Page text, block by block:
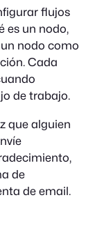
flujos
es un nodo,
nodo como
Cada
de trabajo.
que alguien
de
de email.